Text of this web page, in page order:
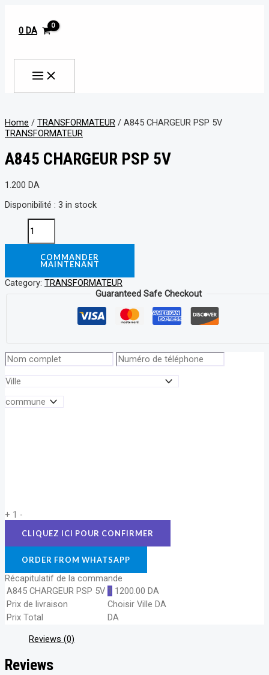
contenu
0 DA
Home / TRANSFORMATEUR / A845 CHARGEUR PSP 5V
TRANSFORMATEUR
A845 CHARGEUR PSP 5V
1.200 DA
Disponibilité : 3 in stock
PSP
COMMANDER
MAINTENANT
Category: TRANSFORMATEUR
Guaranteed Safe Checkout
+ 1 -
ORDER FROM WHATSAPP
Récapitulatif de la commande
A845 CHARGEUR PSP 5V 1 1200.00 DA
Prix de livraison
Choisir Ville DA
Prix Total
DA
Reviews (0)
Reviews